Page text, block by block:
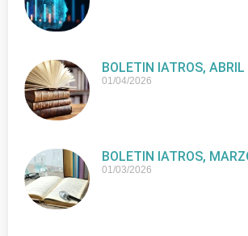
BOLETIN IATROS,
01/04/2026
BOLETIN IATROS,
01/03/2026